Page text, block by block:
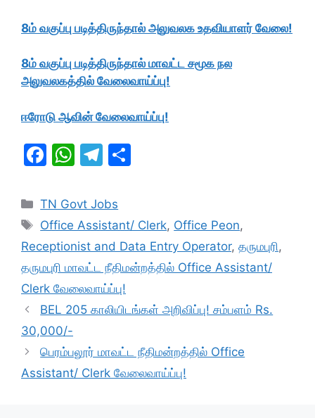
8ம் வகுப்பு படித்திருந்தால் அலுவலக உதவியாளர் வேலை!
8ம் வகுப்பு படித்திருந்தால் மாவட்ட சமூக நல
அலுவலகத்தில் வேலைவாய்ப்பு!
ஈரோடு ஆவின் வேலைவாய்ப்பு!
F
c
e
b
o
o
k
W
at
s
A
p
p
T
e
gr
a
m
e
Categories
TN Govt Jobs
Tags
Office Assistant/ Clerk, Office Peon,
Receptionist and Data Entry Operator, தருமபுரி,
தருமபுரி மாவட்ட நீதிமன்றத்தில் Office Assistant/
Clerk வேலைவாய்ப்பு!
BEL 205 காலியிடங்கள் அறிவிப்பு! சம்பளம் Rs.
30,000/-
பெரம்பலூர் மாவட்ட நீதிமன்றத்தில் Office
Assistant/ Clerk வேலைவாய்ப்பு!